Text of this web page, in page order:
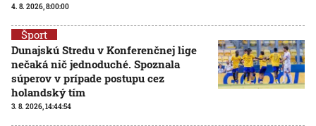
4. 8. 2026, 8:00:00
Šport
Dunajskú Stredu v Konferenčnej lige
nečaká nič jednoduché. Spoznala
súperov v prípade postupu cez
holandský tím
3. 8. 2026, 14:44:54